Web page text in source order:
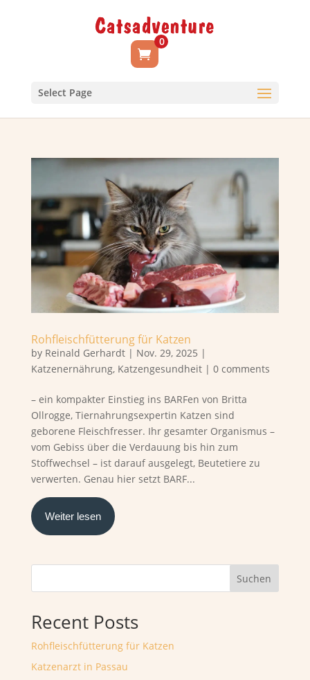
0
Select Page
Rohfleischfütterung für Katzen
by Reinald Gerhardt| Nov. 29, 2025 |
Katzenernährung, Katzengesundheit| 0 comments
– ein kompakter Einstieg ins BARFen von Britta
Ollrogge, Tiernahrungsexpertin Katzen sind
geborene Fleischfresser. Ihr gesamter Organismus –
vom Gebiss über die Verdauung bis hin zum
Stoffwechsel – ist darauf ausgelegt, Beutetiere zu
verwerten. Genau hier setzt BARF...
Weiter lesen
Suchen
Recent Posts
Rohfleischfütterung für Katzen
Katzenarzt in Passau